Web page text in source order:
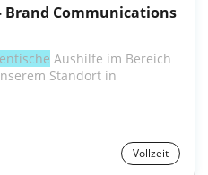
Brand Communications
Aushilfe im Bereich
Standort in
Vollzeit